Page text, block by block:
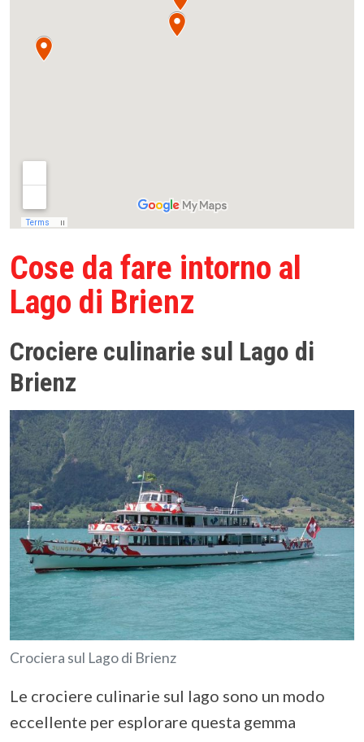
Cose da fare intorno al
Lago di Brienz
Crociere culinarie sul Lago di
Brienz
Crociera sul Lago di Brienz
Le crociere culinarie sul lago sono un modo
eccellente per esplorare questa gemma